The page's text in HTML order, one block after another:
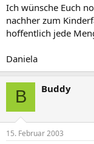
Ich wünsche Euch
nachher zum
hoffentlich jede
Daniela
B Buddy
15. Februar 2003